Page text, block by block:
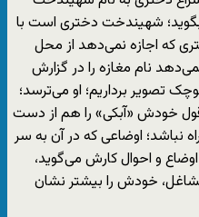
بگوید؛ شهیندخت دختری است با
که اجازه نمی‌دهد از محل
نام مغازه را در گزارش
تصویر برداریم؛ او می‌ترسد؛
خودش «آبکی» را هم از دست
نباشد؛ اوضاعی که در آن به سر
اوضاع و احوال کارش می‌گوید،
خودش را بیشتر نشان